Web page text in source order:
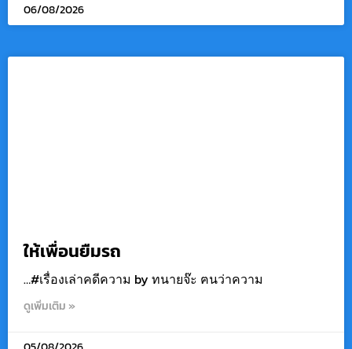
06/08/2026
ให้เพื่อนยืมรถ
…#เรื่องเล่าคดีความ by ทนายจ๊ะ ฅนว่าความ
ดูเพิ่มเติม »